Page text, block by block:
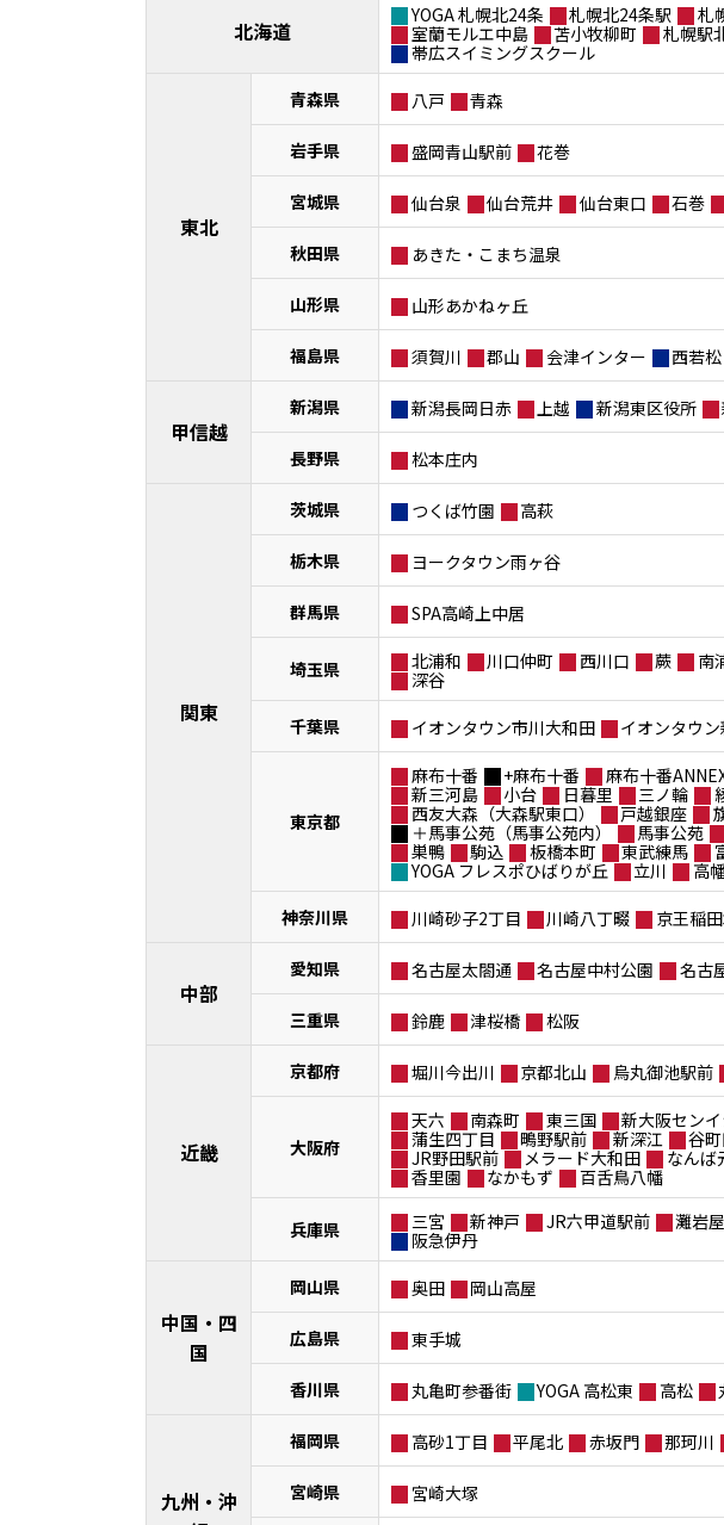
北海道
YOGA 札幌北24条 札幌北24条駅 札
室蘭モルエ中島
苫小牧柳町 札幌駅
帯広スイミングスクール
東北
青森県 八戸 青森
岩手県 盛岡青山駅前 花巻
宮城県 仙台泉 仙台荒井 仙台東口 石巻
秋田県 あきた・こまち温泉
山形県 山形あかねヶ丘
福島県 須賀川 郡山 会津インター 西若松
甲信越
新潟県 新潟長岡日赤 上越 新潟東区役所
長野県 松本庄内
関東
茨城県 つくば竹園 高萩
栃木県 ヨークタウン雨ヶ谷
群馬県 SPA高崎上中居
埼玉県 北浦和 川口仲町 西川口 蕨 南
深谷
千葉県
イオンタウン市川大和田 イオンタウ
東京都
麻布十番 +麻布十番 麻布十番
新三河島
小台 日暮里 三ノ輪
西友大森（大森駅東口）
戸越銀座
＋馬事公苑（馬事公苑内）
馬事公苑
巣鴨
駒込 板橋本町 東武練馬
YOGA フレスポひばりが丘
立川 高
神奈川県
川崎砂子2丁目 川崎八丁畷 京王稲
中部
愛知県 名古屋太閤通 名古屋中村公園 名古
三重県 鈴鹿 津桜橋 松阪
近畿
京都府 堀川今出川 京都北山 烏丸御池駅前
大阪府
天六 南森町 東三国 新大阪セン
蒲生四丁目
鴫野駅前 新深江 谷
JR野田駅前
メラード大和田 なんば
香里園
なかもず 百舌鳥八幡
兵庫県 三宮 新神戸 JR六甲道駅前 灘岩屋
阪急伊丹
中国・四
国
岡山県 奥田 岡山高屋
広島県 東手城
香川県 丸亀町参番街 YOGA 高松東 高松
九州・沖
福岡県 高砂1丁目 平尾北 赤坂門 那珂川
宮崎県 宮崎大塚